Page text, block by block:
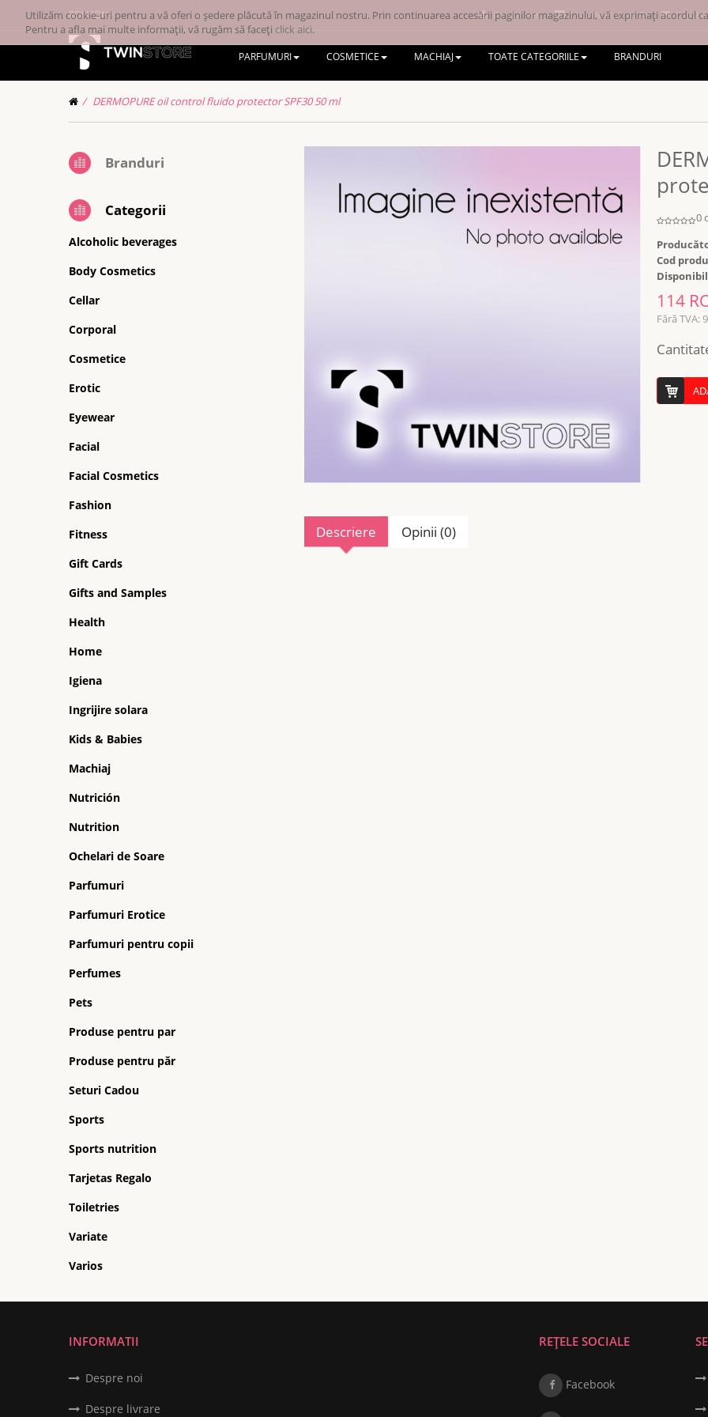
RONRON Contul meu Lista de dorințe (0) Coșul
PARFUMURI COSMETICE MACHIAJ TOATE CATEGORIILE BRANDURI
DERMOPURE oil control fluido protector SPF30 50 ml
Branduri
Categorii
Alcoholic beverages
Body Cosmetics
Cellar
Corporal
Cosmetice
Erotic
Eyewear
Facial
Facial Cosmetics
Fashion
Fitness
Gift Cards
Gifts and Samples
Health
Home
Igiena
Ingrijire solara
Kids & Babies
Machiaj
Nutrición
Nutrition
Ochelari de Soare
Parfumuri
Parfumuri Erotice
Parfumuri pentru copii
Perfumes
Pets
Produse pentru par
Produse pentru păr
Seturi Cadou
Sports
Sports nutrition
Tarjetas Regalo
Toiletries
Variate
Varios
0
Cod
114
Fără TVA:
Descriere Opinii (0)
INFORMATII
Despre noi
Despre livrare
REȚELE SOCIALE
Facebook
Utilizăm cookie-uri pentru a vă oferi o ședere plăcută în magazinul nostru. Prin continuarea accesării paginilor magazinului, vă exprimați acordul
Pentru a afla mai multe informații, vă rugăm să faceți click aici.